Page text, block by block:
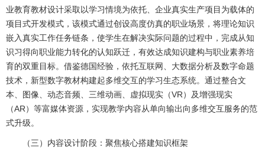
业教育教材设计采取以学习情境为依托、企业真实生产项目为载体的
项目式开发模式，该模式通过创设高度仿真的职业场景，将理论知识
嵌入真实工作任务链条，使学生在解决实际问题的过程中，完成从知
识习得向职业能力转化的认知跃迁，有效达成知识建构与职业素养培
育的双重目标。借鉴德国经验，依托互联网、大数据分析及数字命题
技术，新型数字教材构建起多维交互的学习生态系统。通过整合文
本、图像、动态音频、三维动画、虚拟现实（VR）及增强现实
（AR）等富媒体资源，实现教学内容从单向输出向多维交互服务的范
式升级。
（三）内容设计阶段：聚焦核心搭建知识框架